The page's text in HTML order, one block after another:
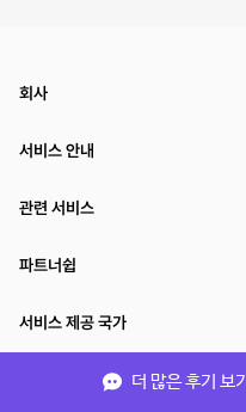
더 많은 후기 보기
회사
서비스 안내
관련 서비스
파트너쉽
서비스 제공 국가